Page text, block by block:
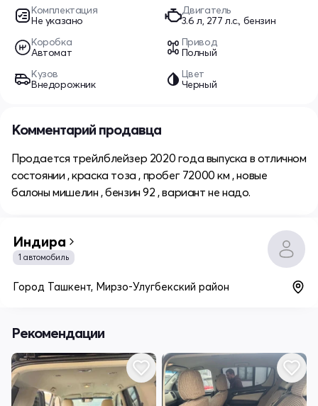
Комплектация
Не указано
Двигатель
3.6 л, 277 л.с., бензин
Коробка
Автомат
Привод
Полный
Кузов
Внедорожник
Цвет
Черный
Комментарий продавца
Продается трейлблейзер 2020 года выпуска в отличном
состоянии , краска тоза , пробег 72000 км , новые
балоны мишелин , бензин 92 , вариант не надо.
Индира
1 автомобиль
Город Ташкент, Мирзо-Улугбекский район
Рекомендации